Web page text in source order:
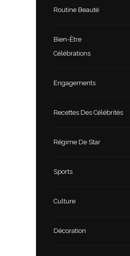
Routine Beauté
Bien-Être
Célébrations
Engagements
Recettes Des Célébrités
Régime De Star
Sports
Culture
Décoration